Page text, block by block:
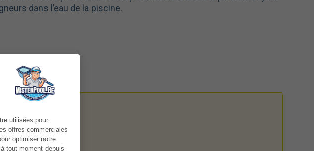
dans l’eau de la piscine.